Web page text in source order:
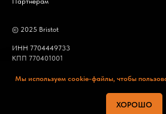
© 2025 Bristot
ИНН 7704449733
КПП 770401001
Мы используем cookie-файлы, чтобы
ХОРОШО